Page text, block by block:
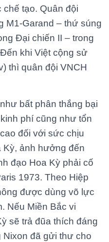
tạo. Quân đội
M1-Garand – thứ súng
Đại chiến II – trong
khi Việt cộng sử
thì quân đội VNCH
bất phân thắng bại
phí cũng như tổn
đối với sức chịu
ảnh hưởng đến
đạo Hoa Kỳ phải cố
1973. Theo Hiệp
được dùng võ lực
Nếu Miền Bắc vi
sẽ trả đũa thích đáng
Nixon đã gửi thư cho